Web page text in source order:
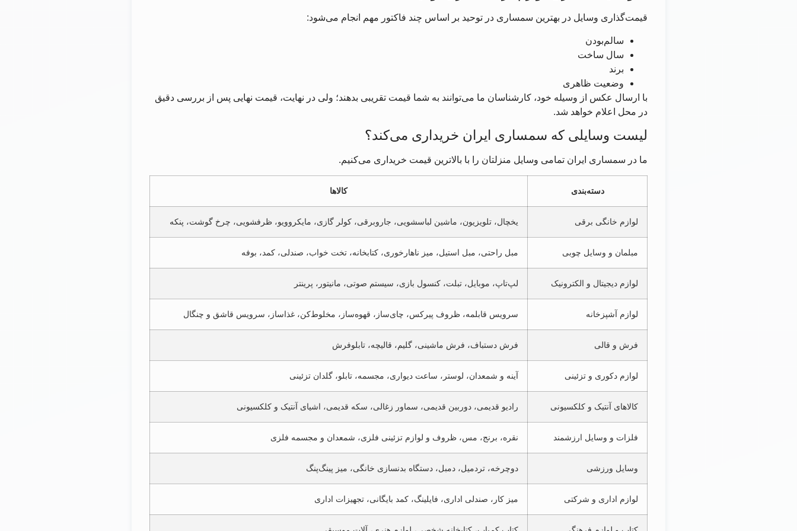
قیمت‌گذاری وسایل در بهترین سمساری در توحید بر اساس چند فاکتور مهم انجام می‌شود:
سالم‌بودن
سال ساخت
برند
وضعیت ظاهری
با ارسال عکس از وسیله خود، کارشناسان ما می‌توانند به شما قیمت تقریبی بدهند؛ ولی در نهایت، قیمت نهایی پس از بررسی دقیق
در محل اعلام خواهد شد.
لیست وسایلی که سمساری ایران خریداری می‌کند؟
ما در سمساری ایران تمامی وسایل منزلتان را با بالاترین قیمت خریداری می‌کنیم.
دسته‌بندی کالاها
لوازم خانگی برقی یخچال، تلویزیون، ماشین لباسشویی، جاروبرقی، کولر گازی، مایکروویو، ظرفشویی، چرخ گوشت، پنکه
مبلمان و وسایل چوبی مبل راحتی، مبل استیل، میز ناهارخوری، کتابخانه، تخت خواب، صندلی، کمد، بوفه
لوازم دیجیتال و الکترونیک لپ‌تاپ، موبایل، تبلت، کنسول بازی، سیستم صوتی، مانیتور، پرینتر
لوازم آشپزخانه سرویس قابلمه، ظروف پیرکس، چای‌ساز، قهوه‌ساز، مخلوط‌کن، غذاساز، سرویس قاشق و چنگال
فرش و قالی فرش دستباف، فرش ماشینی، گلیم، قالیچه، تابلوفرش
لوازم دکوری و تزئینی آینه و شمعدان، لوستر، ساعت دیواری، مجسمه، تابلو، گلدان تزئینی
کالاهای آنتیک و کلکسیونی رادیو قدیمی، دوربین قدیمی، سماور زغالی، سکه قدیمی، اشیای آنتیک و کلکسیونی
فلزات و وسایل ارزشمند نقره، برنج، مس، ظروف و لوازم تزئینی فلزی، شمعدان و مجسمه فلزی
وسایل ورزشی دوچرخه، تردمیل، دمبل، دستگاه بدنسازی خانگی، میز پینگ‌پنگ
لوازم اداری و شرکتی میز کار، صندلی اداری، فایلینگ، کمد بایگانی، تجهیزات اداری